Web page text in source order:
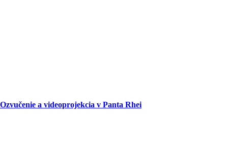
Ozvučenie a videoprojekcia v Panta Rhei